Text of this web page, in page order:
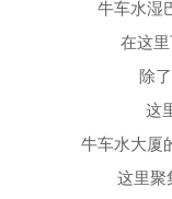
牛车水湿
在这
除
这
牛车水大厦
这里聚